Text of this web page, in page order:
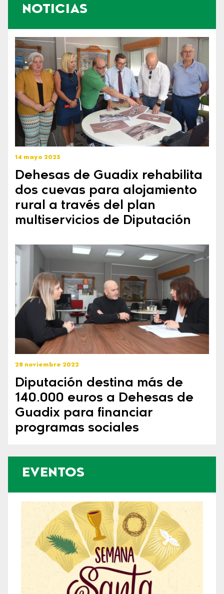
NOTICIAS
14 mayo 2023
Dehesas de Guadix rehabilita
dos cuevas para alojamiento
rural a través del plan
multiservicios de Diputación
28 noviembre 2022
Diputación destina más de
140.000 euros a Dehesas de
Guadix para financiar
programas sociales
EVENTOS